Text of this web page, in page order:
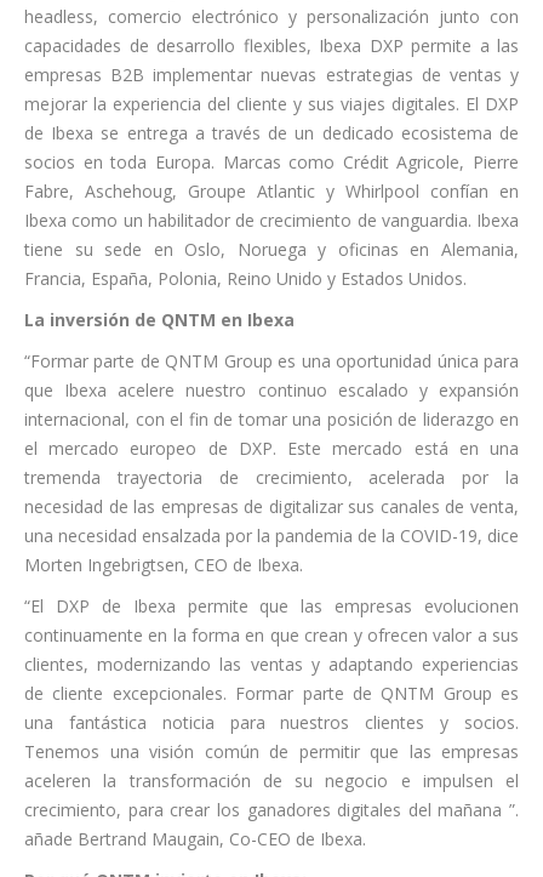
headless, comercio electrónico y personalización junto con
capacidades de desarrollo flexibles, Ibexa DXP permite a las
empresas B2B implementar nuevas estrategias de ventas y
mejorar la experiencia del cliente y sus viajes digitales. El DXP
de Ibexa se entrega a través de un dedicado ecosistema de
socios en toda Europa. Marcas como Crédit Agricole, Pierre
Fabre, Aschehoug, Groupe Atlantic y Whirlpool confían en
Ibexa como un habilitador de crecimiento de vanguardia. Ibexa
tiene su sede en Oslo, Noruega y oficinas en Alemania,
Francia, España, Polonia, Reino Unido y Estados Unidos.
La inversión de QNTM en Ibexa
“Formar parte de QNTM Group es una oportunidad única para
que Ibexa acelere nuestro continuo escalado y expansión
internacional, con el fin de tomar una posición de liderazgo en
el mercado europeo de DXP. Este mercado está en una
tremenda trayectoria de crecimiento, acelerada por la
necesidad de las empresas de digitalizar sus canales de venta,
una necesidad ensalzada por la pandemia de la COVID-19, dice
Morten Ingebrigtsen, CEO de Ibexa.
“El DXP de Ibexa permite que las empresas evolucionen
continuamente en la forma en que crean y ofrecen valor a sus
clientes, modernizando las ventas y adaptando experiencias
de cliente excepcionales. Formar parte de QNTM Group es
una fantástica noticia para nuestros clientes y socios.
Tenemos una visión común de permitir que las empresas
aceleren la transformación de su negocio e impulsen el
crecimiento, para crear los ganadores digitales del mañana ”.
añade Bertrand Maugain, Co-CEO de Ibexa.